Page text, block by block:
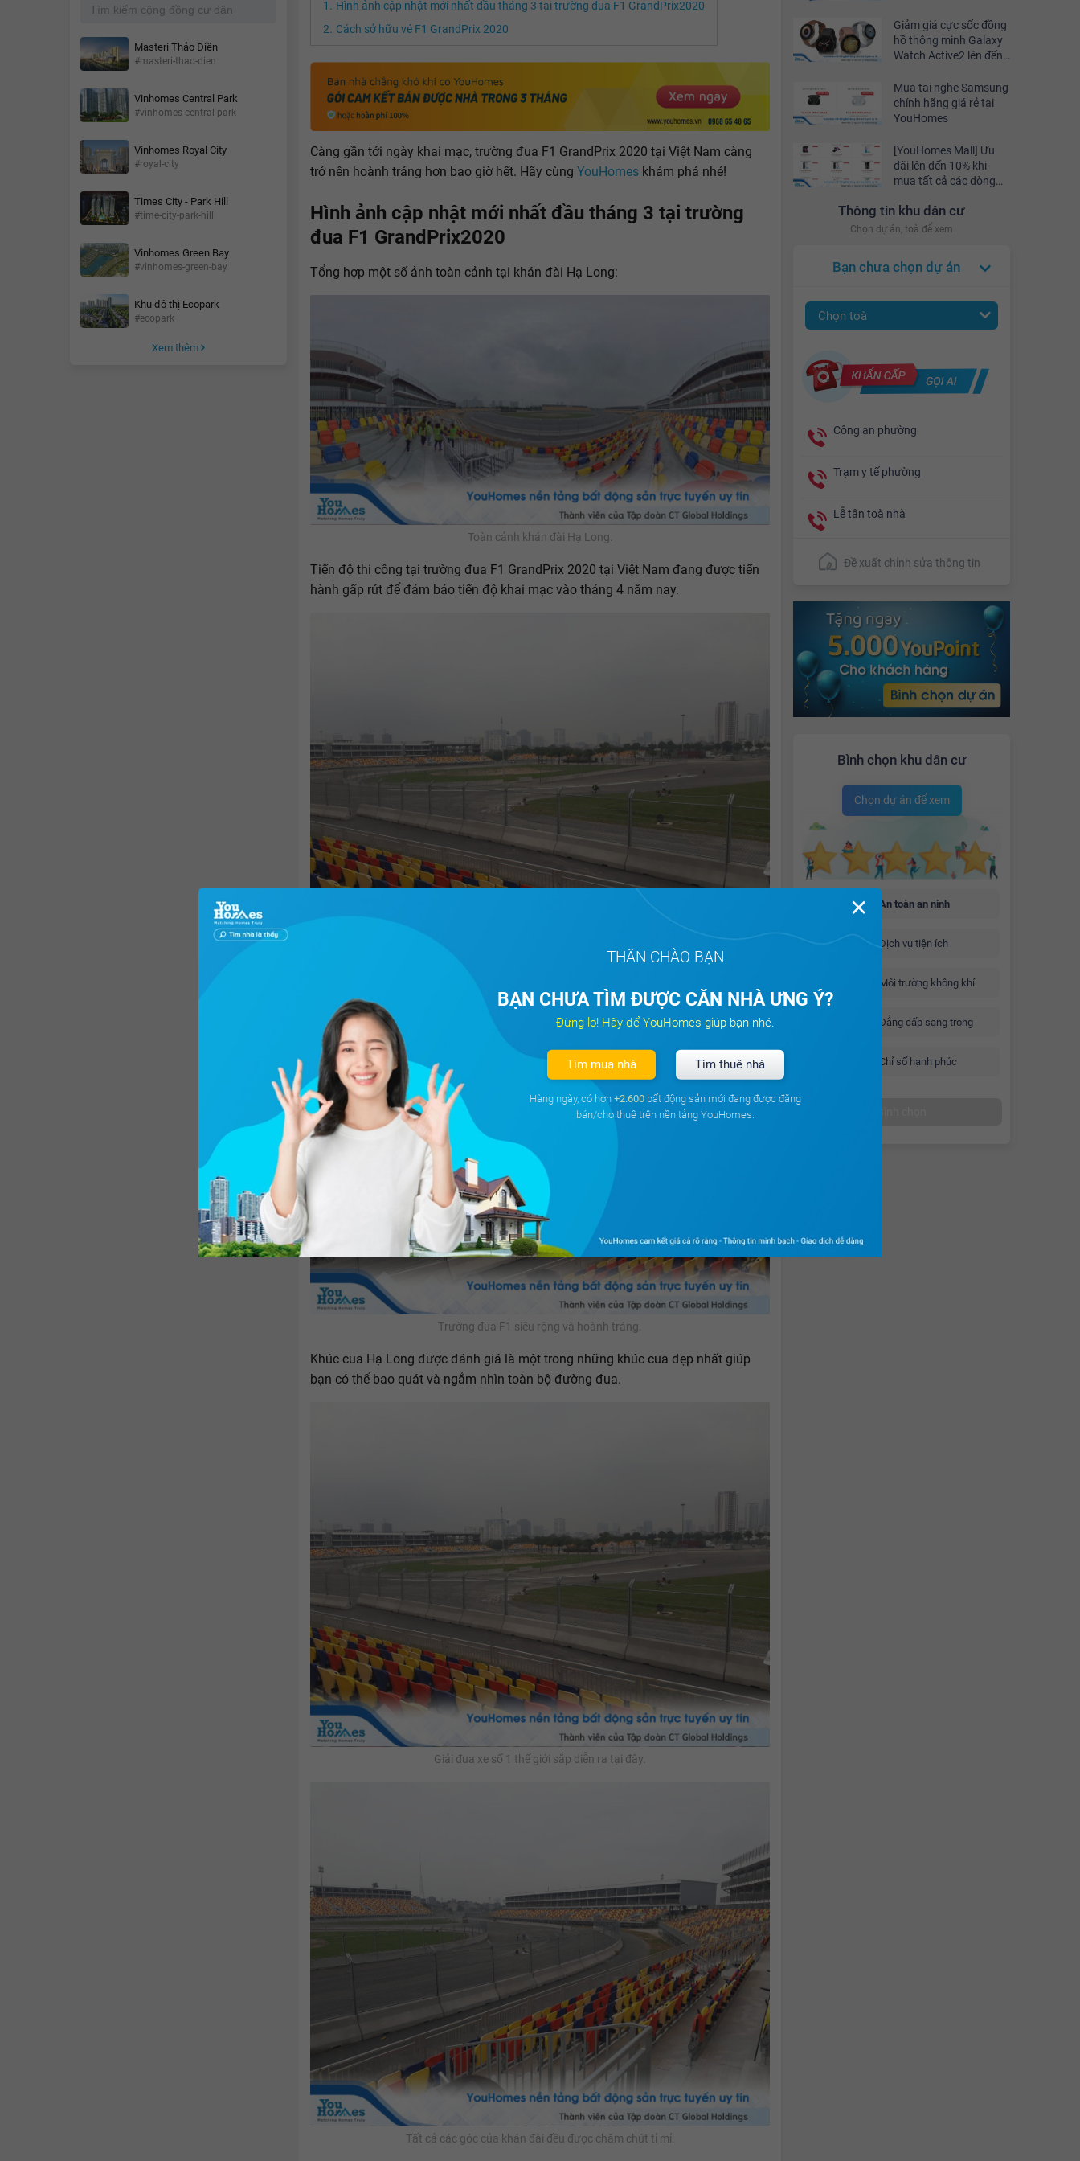
Masteri Thảo Điền
#masteri-thao-dien
Vinhomes Central Park
#vinhomes-central-park
Vinhomes Royal City
#royal-city
Times City - Park Hill
#time-city-park-hill
Vinhomes Green Bay
#vinhomes-green-bay
Khu đô thị Ecopark
#ecopark
Xem thêm
Giảm giá cực sốc đồng
hồ thông minh Galaxy
Watch Active2 lên đến
Mua tai nghe Samsung
chính hãng giá rẻ tại
YouHomes
[YouHomes Mall] Ưu
đãi lên đến 10% khi
mua tất cả các dòng
Samsung
Thông tin khu dân cư
Chọn dự án, toà để xem
Bạn chưa chọn dự án
Chọn toà
Công an phường
Trạm y tế phường
Lễ tân toà nhà
Đề xuất chỉnh sửa thông tin
Bình chọn khu dân cư
Chọn dự án để xem
An toàn an ninh
Dịch vụ tiện ích
Môi trường không khí
Đẳng cấp sang trọng
Chỉ số hạnh phúc
Hình ảnh cập nhật mới nhất đầu tháng 3 tại trường đua F1 GrandPrix2020
Cách sở hữu vé F1 GrandPrix 2020
Càng gần tới ngày khai mạc, trường đua F1 GrandPrix 2020 tại Việt Nam càng
trở nên hoành tráng hơn bao giờ hết. Hãy cùng YouHomes khám phá nhé!
Hình ảnh cập nhật mới nhất đầu tháng 3 tại trường
đua F1 GrandPrix2020
Tổng hợp một số ảnh toàn cảnh tại khán đài Hạ Long:
Toàn cảnh khán đài Hạ Long.
Tiến độ thi công tại trường đua F1 GrandPrix 2020 tại Việt Nam đang được tiến
hành gấp rút để đảm bảo tiến độ khai mạc vào tháng 4 năm nay.
Trường đua F1 siêu rộng và hoành tráng.
Khúc cua Hạ Long được đánh giá là một trong những khúc cua đẹp nhất giúp
bạn có thể bao quát và ngắm nhìn toàn bộ đường đua.
Giải đua xe số 1 thế giới sắp diễn ra tại đây.
Tất cả các góc của khán đài đều được chăm chút tỉ mỉ.
✕
THÂN CHÀO BẠN
BẠN CHƯA TÌM ĐƯỢC CĂN NHÀ ƯNG Ý?
Đừng lo! Hãy để YouHomes giúp bạn nhé.
Tìm mua nhà Tìm thuê nhà
Hàng ngày, có hơn +2.600 bất động sản mới đang được đăng
bán/cho thuê trên nền tảng YouHomes.